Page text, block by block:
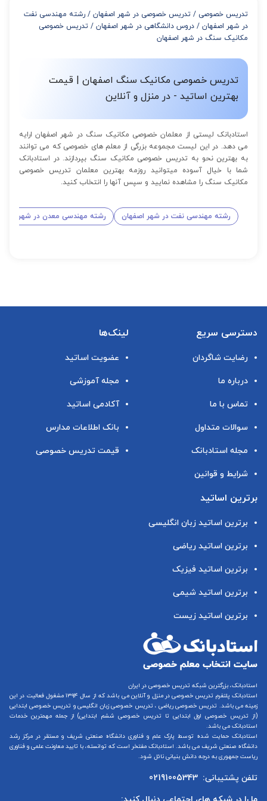
از 12 تا 15 جلسه: 7% تخفیف
از 16 تا 100 جلسه: 9% تخفیف
تدریس خصوصی / تدریس خصوصی در شهر اصفهان / رشته مهندسی نفت
در شهر اصفهان / دروس دانشگاهی در شهر اصفهان / تدریس خصوصی
مکانیک سنگ در شهر اصفهان
تدریس خصوصی مکانیک سنگ اصفهان | قیمت
بهترین اساتید - در منزل و آنلاین
استادبانک لیستی از معلمان خصوصی مکانیک سنگ در شهر اصفهان ارایه
می دهد. در این لیست مجموعه بزرگی از معلم های خصوصی که می توانند
به بهترین نحو به تدریس خصوصی مکانیک سنگ بپردازند. در استادبانک
شما با خیال آسوده میتوانید روزمه بهترین معلمان تدریس خصوصی
مکانیک سنگ را مشاهده نمایید و سپس آنها را انتخاب کنید.
رشته مهندسی نفت در شهر اصفهان رشته مهندسی معدن در شهر
دسترسی سریع
رضایت شاگردان
درباره ما
تماس با ما
سوالات متداول
مجله استادبانک
شرایط و قوانین
لینک‌ها
عضویت اساتید
مجله آموزشی
آکادمی اساتید
بانک اطلاعات مدارس
قیمت تدریس خصوصی
برترین اساتید
برترین اساتید زبان انگلیسی
برترین اساتید ریاضی
برترین اساتید فیزیک
برترین اساتید شیمی
برترین اساتید زیست
استادبانک، بزرگترین شبکه تدریس خصوصی در ایران
استادبانک پلتفرم تدریس خصوصی در منزل و آنلاین
می باشد که از سال ۱۳۹۴ مشغول فعالیت در این
زمینه می باشد. تدریس خصوصی ریاضی ، تدریس خصوصی زبان انگلیسیو تدریس خصوصی ابتدایی
(از تدریس خصوصی اول ابتدایی تا تدریس خصوصی ششم ابتدایی) از جمله مهمترین خدمات
استادبانک می باشد.
استادبانک حمایت شده توسط پارک علم و فناوری دانشگاه صنعتی شریف و مستقر در مرکز رشد
دانشگاه صنعتی شریف می باشد. استادبانک مفتخر است که توانسته، با تایید معاونت علمی و فناوری
ریاست جمهوری به درجه دانش بنیانی نائل شود.
تلفن پشتیبانی: 02191005343